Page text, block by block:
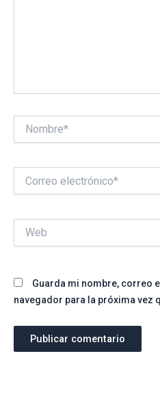
electrónico*
Guarda mi nombre, correo
navegador para la próxima vez